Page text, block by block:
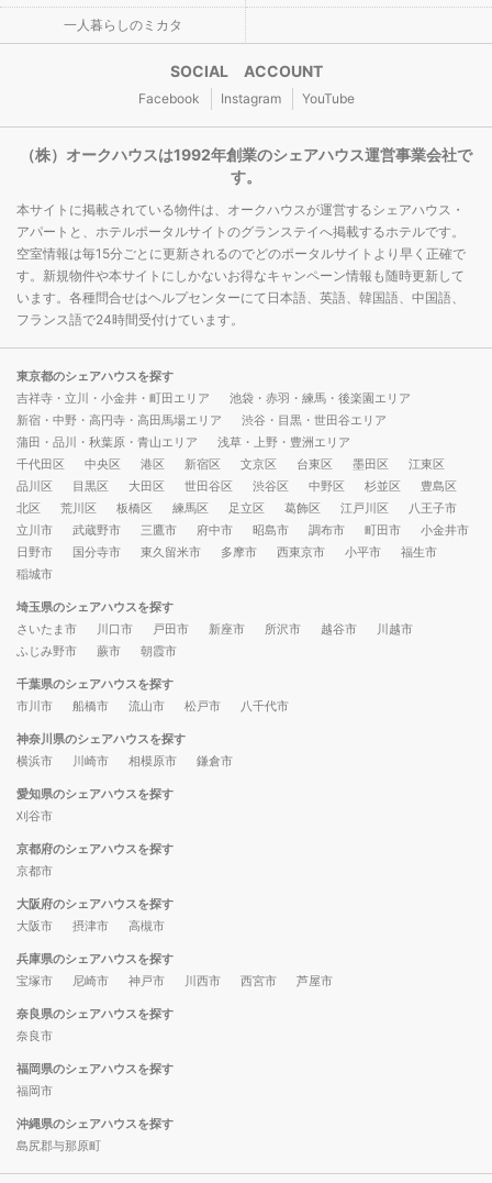
一人暮らしのミカタ
SOCIAL ACCOUNT
Facebook Instagram YouTube
（株）オークハウスは1992年創業のシェアハウス運営事業会社で
す。
本サイトに掲載されている物件は、オークハウスが運営するシェアハウス・
アパートと、ホテルポータルサイトのグランステイへ掲載するホテルです。
空室情報は毎15分ごとに更新されるのでどのポータルサイトより早く正確で
す。新規物件や本サイトにしかないお得なキャンペーン情報も随時更新して
います。各種問合せはヘルプセンターにて日本語、英語、韓国語、中国語、
フランス語で24時間受付けています。
東京都のシェアハウスを探す
吉祥寺・立川・小金井・町田エリア
池袋・赤羽・練馬・後楽園エリア
新宿・中野・高円寺・高田馬場エリア
渋谷・目黒・世田谷エリア
蒲田・品川・秋葉原・青山エリア
浅草・上野・豊洲エリア
千代田区
中央区 港区 新宿区 文京区 台東区 墨田区
江東区
品川区
目黒区 大田区 世田谷区 渋谷区 中野区 杉並区
豊島区
北区
荒川区 板橋区 練馬区 足立区 葛飾区 江戸川区
八王子市
立川市
武蔵野市 三鷹市 府中市 昭島市 調布市 町田市
小金井市
日野市
国分寺市 東久留米市 多摩市 西東京市 小平市
福生市
稲城市
埼玉県のシェアハウスを探す
さいたま市
川口市 戸田市 新座市 所沢市 越谷市
川越市
ふじみ野市
蕨市 朝霞市
千葉県のシェアハウスを探す
市川市
船橋市 流山市 松戸市 八千代市
神奈川県のシェアハウスを探す
横浜市
川崎市 相模原市 鎌倉市
愛知県のシェアハウスを探す
刈谷市
京都府のシェアハウスを探す
京都市
大阪府のシェアハウスを探す
大阪市
摂津市 高槻市
兵庫県のシェアハウスを探す
宝塚市
尼崎市 神戸市 川西市 西宮市 芦屋市
奈良県のシェアハウスを探す
奈良市
福岡県のシェアハウスを探す
福岡市
沖縄県のシェアハウスを探す
島尻郡与那原町